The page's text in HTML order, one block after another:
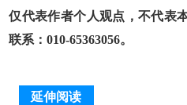
仅代表作者个人观点，不代表
联系：010-65363056。
延伸阅读